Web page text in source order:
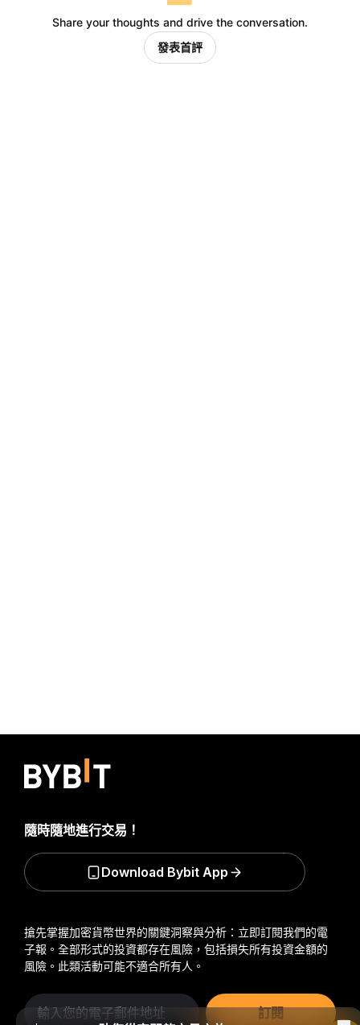
Share your thoughts and drive the conversation.
發表首評
搶先掌握加密貨幣世界的關鍵洞察與分析：立即訂閱我們的電
子報。 全部形式的投資都存在風險，包括損失所有投資金額的
風險。此類活動可能不適合所有人。
訂閱
隨時隨地進行交易！
Download Bybit App